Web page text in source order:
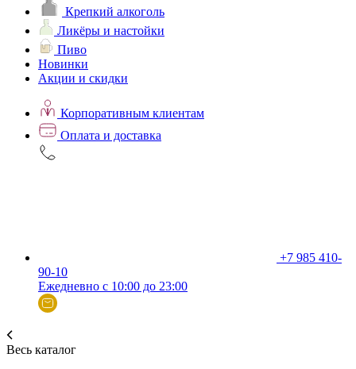
Крепкий алкоголь
Ликёры и настойки
Пиво
Новинки
Акции и скидки
Корпоративным клиентам
Оплата и доставка
+7 985 410-
90-10
Ежедневно с 10:00 до 23:00
Весь каталог